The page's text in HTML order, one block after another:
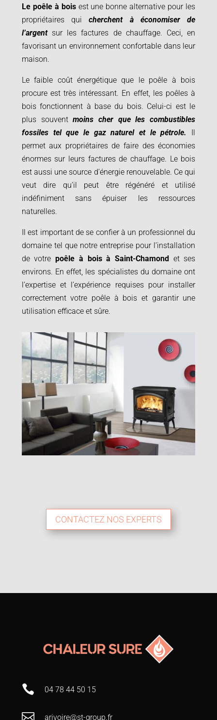
Le poêle à boisest une bonne alternative pour les
propriétaires quicherchent à économiser de
l’argentsur les factures de chauffage. Ceci, en
favorisant un environnement confortable dans leur
maison.
Le faible coût énergétique que le poêle à bois
procure est très intéressant. En effet, les poêles à
bois fonctionnent à base du bois. Celui-ci est le
plus souventmoins cher que les combustibles
fossiles tel que le gaz naturel et le pétrole.
permet aux propriétaires de faire des économies
énormes sur leurs factures de chauffage. Le bois
est aussi une source d’énergie renouvelable. Ce qui
veut dire qu’il peut être régénéré et utilisé
indéfiniment sans épuiser les ressources
naturelles.
Il est important de se confier à un professionnel du
domaine tel que notre entreprise pour l’installation
de votrepoêle à bois à Saint-Chamond
et ses
environs. En effet, les spécialistes du domaine ont
l’expertise et l’expérience requises pour installer
correctement votre poêle à bois et garantir une
utilisation efficace et sûre.
CONTACTEZ NOS EXPERTS
 04 78 44 50 15
 arivoire@st-group.fr